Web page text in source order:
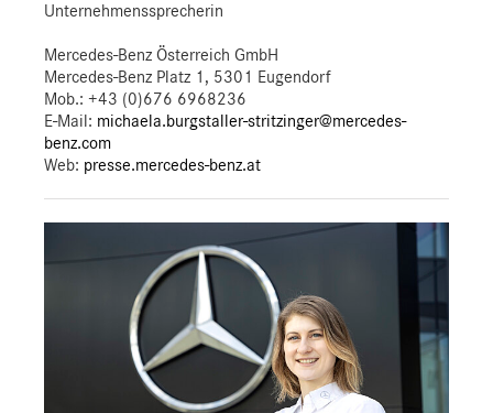
Unternehmenssprecherin
Mercedes-Benz Österreich GmbH
Mercedes-Benz Platz 1, 5301 Eugendorf
Mob.: +43 (0)676 6968236
E-Mail: michaela.burgstaller-stritzinger@mercedes-
benz.com
Web: presse.mercedes-benz.at